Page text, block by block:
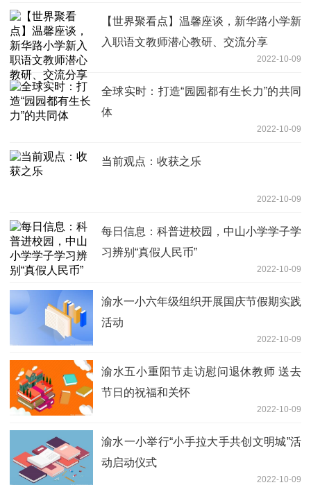
【世界聚看点】温馨座谈，新华路小学新
入职语文教师潜心教研、交流分享
2022-10-09
全球实时：打造“园园都有生长力”的共同
体
2022-10-09
当前观点：收获之乐
2022-10-09
每日信息：科普进校园，中山小学学子学
习辨别“真假人民币”
2022-10-09
渝水一小六年级组织开展国庆节假期实践
活动
2022-10-09
渝水五小重阳节走访慰问退休教师 送去
节日的祝福和关怀
2022-10-09
渝水一小举行“小手拉大手共创文明城”活
动启动仪式
2022-10-09